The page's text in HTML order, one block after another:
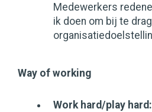
Medewerkers
ik doen om bij te
Way of working
Work hard/play hard: